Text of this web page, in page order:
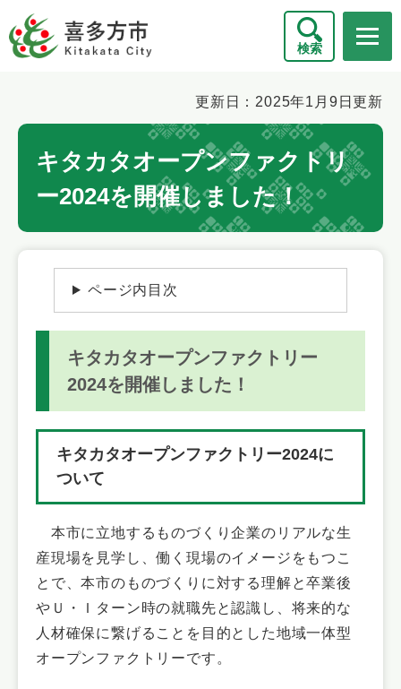
ー
ジ
検索
文
更新日：2025年1月9日更新
キタカタオープンファクトリ
ー2024を開催しました！
ページ内目次
キタカタオープンファクトリー
2024を開催しました！
キタカタオープンファクトリー2024に
ついて
本市に立地するものづくり企業のリアルな生
産現場を見学し、働く現場のイメージをもつこ
とで、本市のものづくりに対する理解と卒業後
やＵ・Ｉターン時の就職先と認識し、将来的な
人材確保に繋げることを目的とした地域一体型
オープンファクトリーです。